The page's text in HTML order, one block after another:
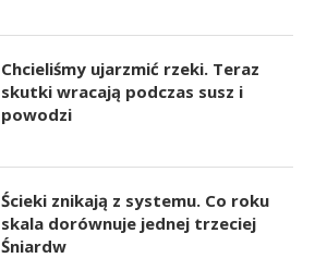
Chcieliśmy ujarzmić rzeki. Teraz
skutki wracają podczas susz i
powodzi
Ścieki znikają z systemu. Co roku
skala dorównuje jednej trzeciej
Śniardw